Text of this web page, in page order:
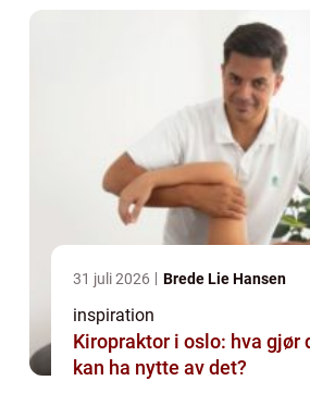
31 juli 2026 Brede Lie Hansen
inspiration
Kiropraktor i oslo: hva gjør
kan ha nytte av det?